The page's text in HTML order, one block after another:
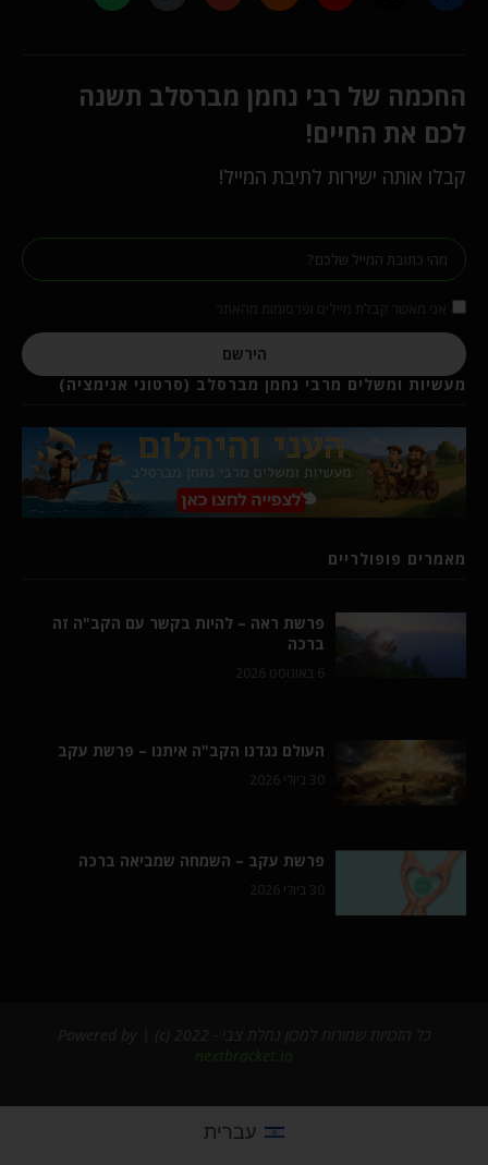
החכמה של רבי נחמן מברסלב תשנה
לכם את החיים!
קבלו אותה ישירות לתיבת המייל!
הירשם
מעשיות ומשלים מרבי נחמן מברסלב (סרטוני אנימציה)
מאמרים פופולריים
פרשת ראה – להיות בקשר עם הקב"ה זה
ברכה
6 באוגוסט 2026
העולם נגדנו הקב"ה איתנו – פרשת עקב
30 ביולי 2026
פרשת עקב – השמחה שמביאה ברכה
30 ביולי 2026
nextbracket.io
עברית